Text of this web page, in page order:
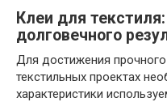
Клеи для
долговечного
Для достижения
текстильных проектах
характеристики